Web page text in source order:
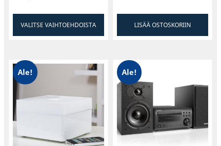
VALITSE VAIHTOEHDOISTA LISÄÄ OSTOSKORIIN
Ale! Ale!